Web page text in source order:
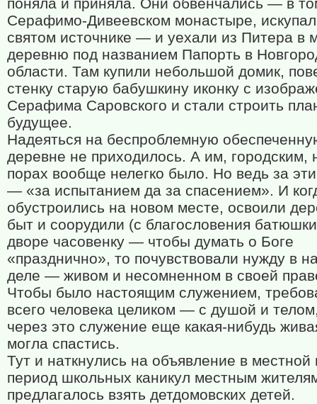
Серафимо-Дивеевском монастыре,
святом источнике — и уехали из Питера в
деревню под названием Папорть в
области. Там купили небольшой домик,
стенку старую бабушкину иконку с
Серафима Саровского и стали строить
будущее.
Надеяться на беспроблемную
деревне не приходилось. А им, городским,
порах вообще нелегко было. Но ведь за
— «за испытанием да за спасением». И
обустроились на новом месте, освоили
быт и соорудили (с благословения
дворе часовенку — чтобы думать о Боге
«празднично», то почувствовали нужду в
деле — живом и несомненном в своей
Чтобы было настоящим служением,
всего человека целиком — с душой и
через это служение еще какая-нибудь
могла спастись.
Тут и наткнулись на объявление в местной
период школьных каникул местным
предлагалось взять детдомовских детей.